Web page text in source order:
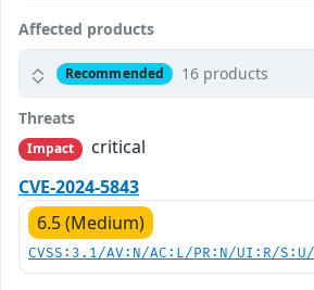
Affected products
Recommended 16 products
Threats
Impact
critical
CVE-2024-5843
6.5 (Medium)
CVSS:3.1/AV:N/AC:L/PR:N/UI:R/